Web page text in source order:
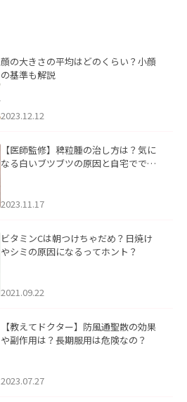
顔の大きさの平均はどのくらい？小顔
の基準も解説
2023.12.12
【医師監修】稗粒腫の治し方は？気に
なる白いブツブツの原因と自宅ででき
2023.11.17
ビタミンCは朝つけちゃだめ？日焼け
やシミの原因になるってホント？
2021.09.22
【教えてドクター】防風通聖散の効果
や副作用は？長期服用は危険なの？
2023.07.27